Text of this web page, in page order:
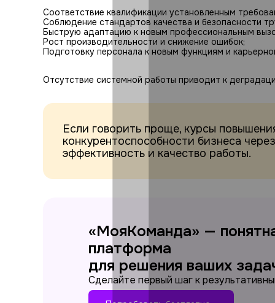
Соответствие квалификации установленным
Соблюдение стандартов качества и безопасности
Быструю адаптацию к новым профессиональным
Рост производительности и снижение ошибок;
Подготовку персонала к новым функциям и
Отсутствие системной работы приводит к
Если говорить проще, курсы
конкурентоспособности бизнеса
эффективность и качество работы.
«МояКоманда» —
платформа
для решения ваших
Сделайте первый шаг к